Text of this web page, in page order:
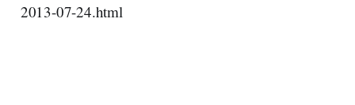
2013-07-24.html